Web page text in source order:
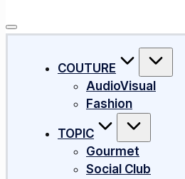
COUTURE
AudioVisual
Fashion
TOPIC
Gourmet
Social Club